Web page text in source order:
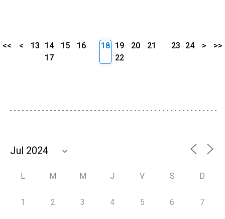
<< < 13 14 15
16
17
18 19 20
21
22
23 24 > >>
L M M J V S D
1 2 3 4 5 6 7